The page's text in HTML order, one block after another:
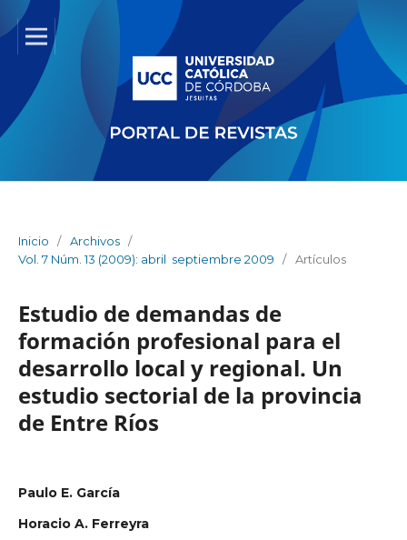
Inicio / Archivos /
Vol. 7 Núm. 13 (2009): abril  septiembre 2009
/ Artículos
Estudio de demandas de
formación profesional para el
desarrollo local y regional. Un
estudio sectorial de la provincia
de Entre Ríos
Paulo E. García
Horacio A. Ferreyra